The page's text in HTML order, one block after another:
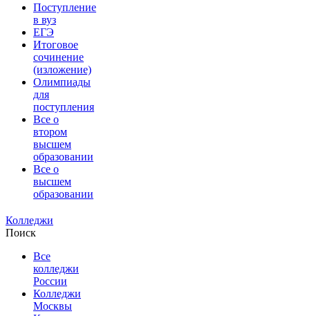
Поступление
в вуз
ЕГЭ
Итоговое
сочинение
(изложение)
Олимпиады
для
поступления
Все о
втором
высшем
образовании
Все о
высшем
образовании
Колледжи
Поиск
Все
колледжи
России
Колледжи
Москвы